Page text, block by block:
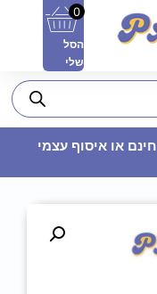
0
הסל
שלי